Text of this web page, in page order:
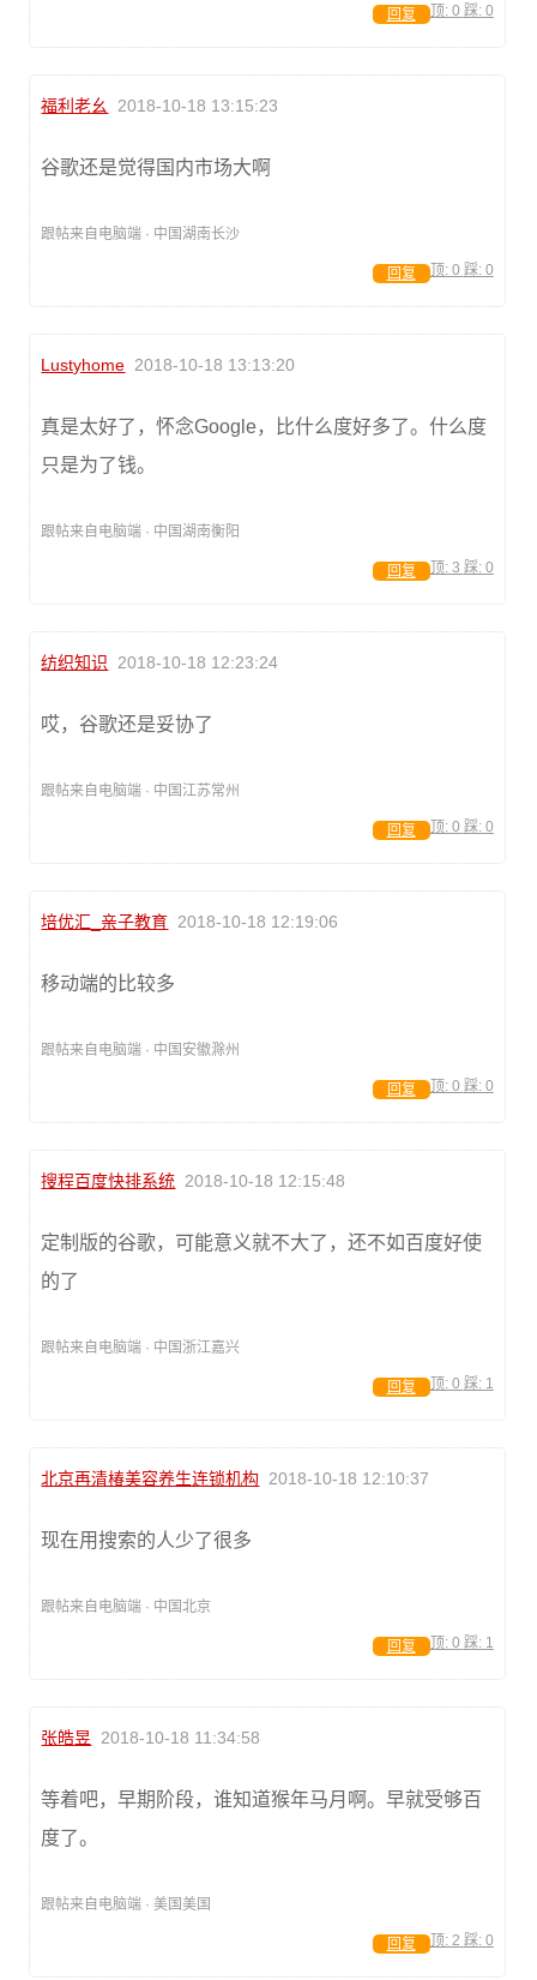
顶: 0 踩: 0
回复
福利老幺 2018-10-18 13:15:23
谷歌还是觉得国内市场大啊
跟帖来自电脑端 · 中国湖南长沙
顶: 0 踩: 0
回复
Lustyhome 2018-10-18 13:13:20
真是太好了，怀念Google，比什么度好多了。什么度
只是为了钱。
跟帖来自电脑端 · 中国湖南衡阳
顶: 3 踩: 0
回复
纺织知识 2018-10-18 12:23:24
哎，谷歌还是妥协了
跟帖来自电脑端 · 中国江苏常州
顶: 0 踩: 0
回复
培优汇_亲子教育 2018-10-18 12:19:06
移动端的比较多
跟帖来自电脑端 · 中国安徽滁州
顶: 0 踩: 0
回复
搜程百度快排系统 2018-10-18 12:15:48
定制版的谷歌，可能意义就不大了，还不如百度好使
的了
跟帖来自电脑端 · 中国浙江嘉兴
顶: 0 踩: 1
回复
北京再清椿美容养生连锁机构 2018-10-18 12:10:37
现在用搜索的人少了很多
跟帖来自电脑端 · 中国北京
顶: 0 踩: 1
回复
张皓昱 2018-10-18 11:34:58
等着吧，早期阶段，谁知道猴年马月啊。早就受够百
度了。
跟帖来自电脑端 · 美国美国
顶: 2 踩: 0
回复